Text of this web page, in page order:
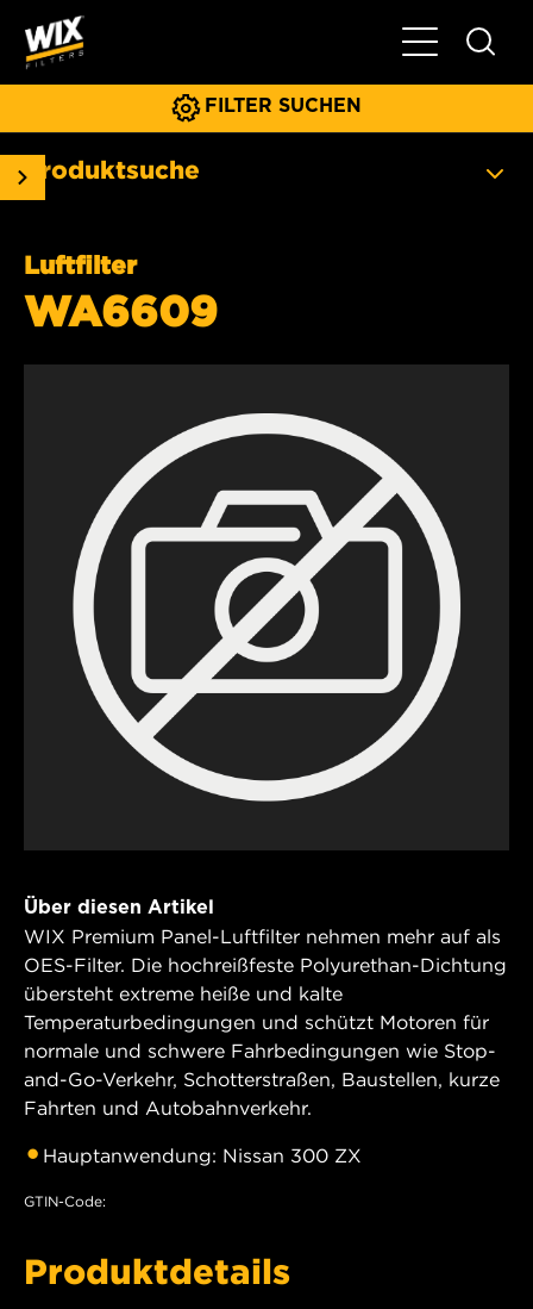
FILTER SUCHEN
Produktsuche
Luftfilter
WA6609
Über diesen Artikel
WIX Premium Panel-Luftfilter nehmen mehr auf als
OES-Filter. Die hochreißfeste Polyurethan-Dichtung
übersteht extreme heiße und kalte
Temperaturbedingungen und schützt Motoren für
normale und schwere Fahrbedingungen wie Stop-
and-Go-Verkehr, Schotterstraßen, Baustellen, kurze
Fahrten und Autobahnverkehr.
Hauptanwendung: Nissan 300 ZX
GTIN-Code:
Produktdetails